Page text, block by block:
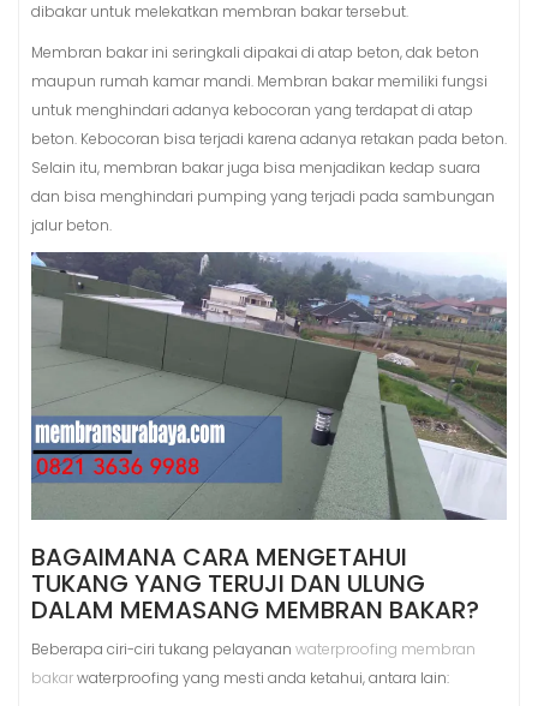
dibakar untuk melekatkan membran bakar tersebut.
Membran bakar ini seringkali dipakai di atap beton, dak beton
maupun rumah kamar mandi. Membran bakar memiliki fungsi
untuk menghindari adanya kebocoran yang terdapat di atap
beton. Kebocoran bisa terjadi karena adanya retakan pada beton.
Selain itu, membran bakar juga bisa menjadikan kedap suara
dan bisa menghindari pumping yang terjadi pada sambungan
jalur beton.
BAGAIMANA CARA MENGETAHUI
TUKANG YANG TERUJI DAN ULUNG
DALAM MEMASANG MEMBRAN BAKAR?
Beberapa ciri-ciri tukang pelayanan waterproofing membran
bakarwaterproofing yang mesti anda ketahui, antara lain: